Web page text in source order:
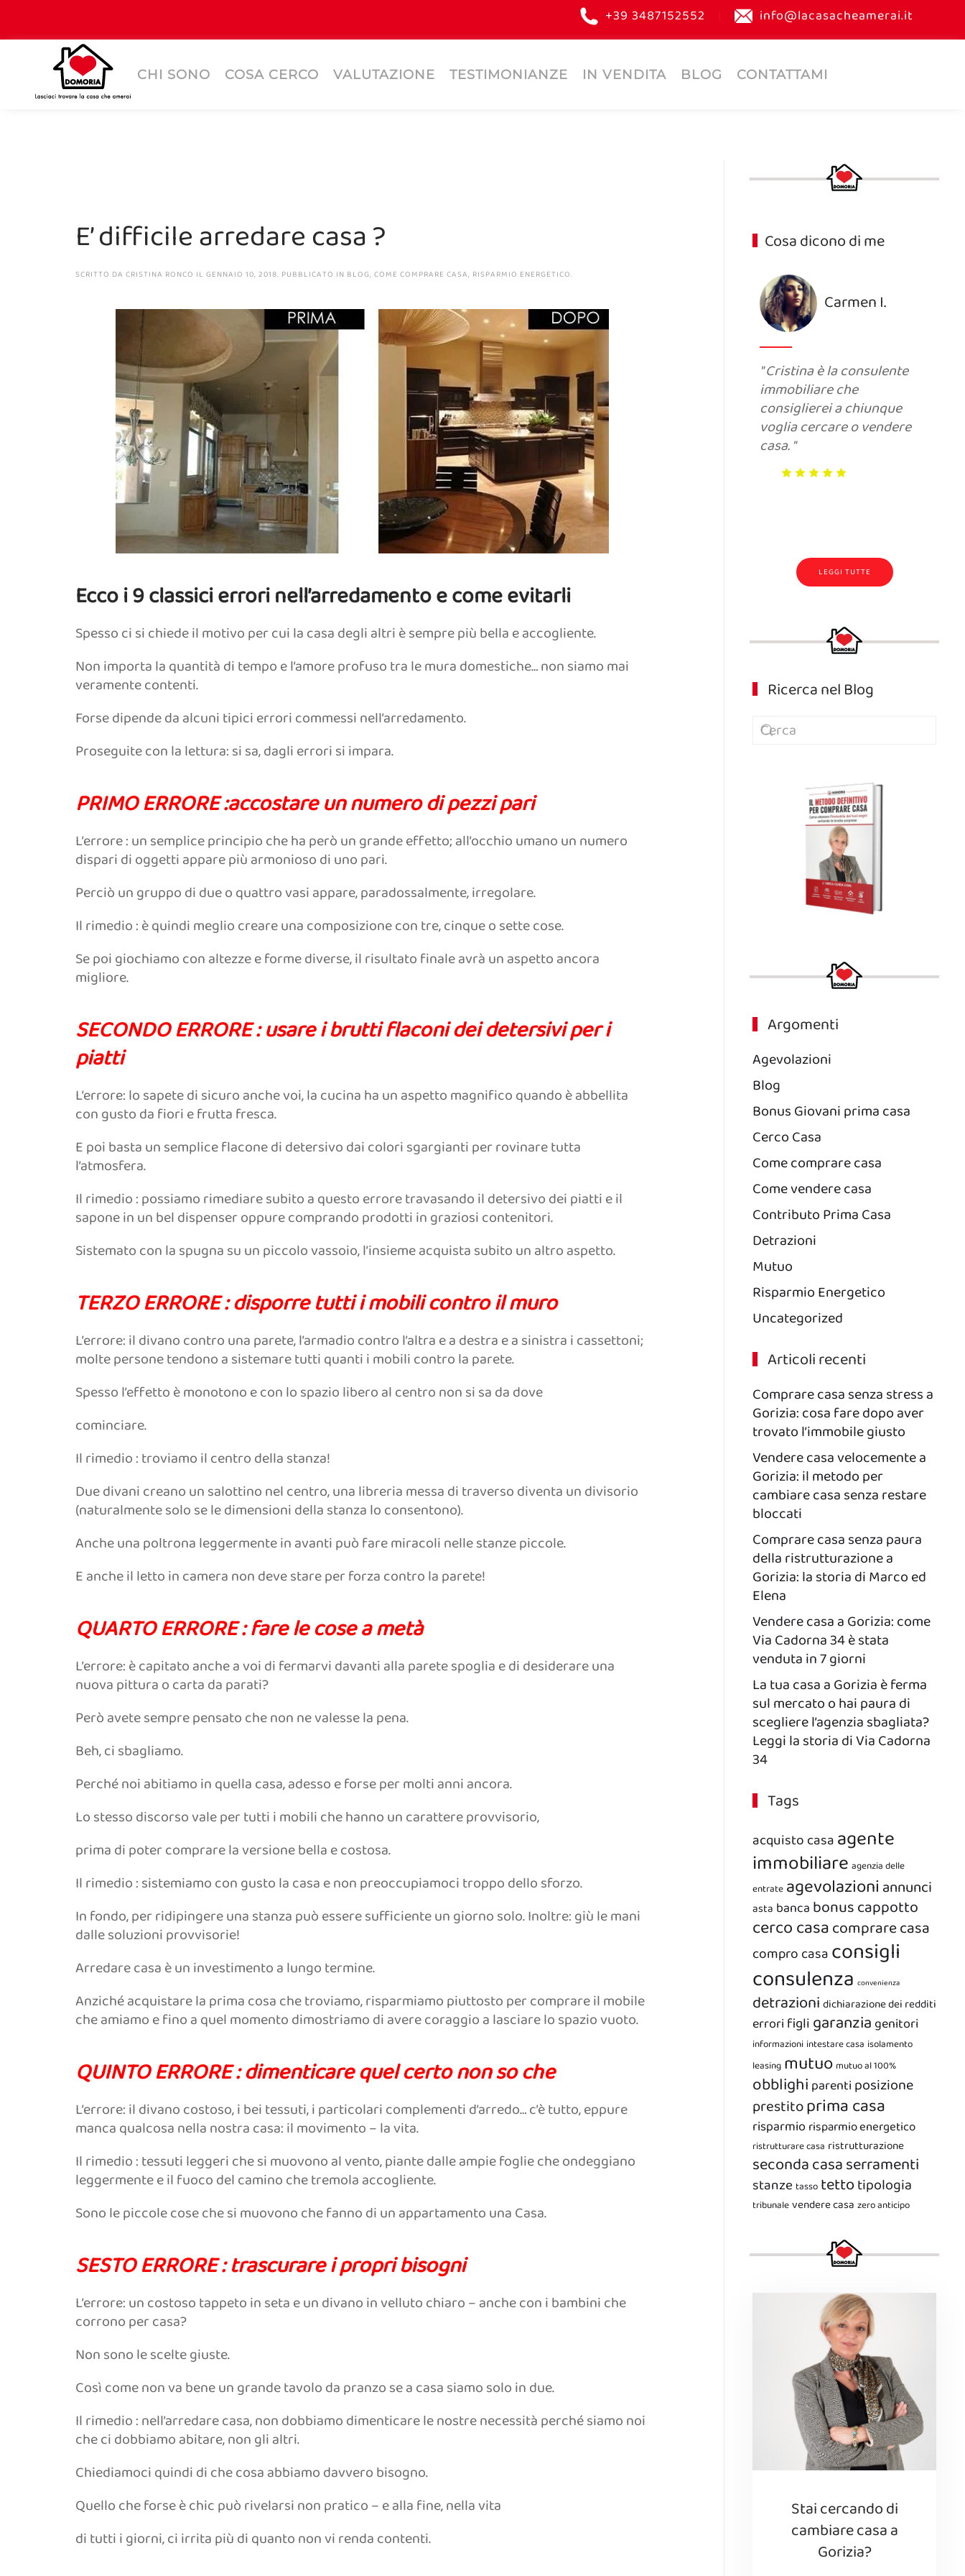
+39 3487152552 info@lacasacheamerai.it
CHI SONO COSA CERCO VALUTAZIONE TESTIMONIANZE IN VENDITA BLOG CONTATTAMI
E’ difficile arredare casa ?
SCRITTO DA CRISTINA RONCO IL GENNAIO 10, 2018. PUBBLICATO IN BLOG, COME COMPRARE CASA, RISPARMIO ENERGETICO.
Ecco i 9 classici errori nell’arredamento e come evitarli
Spesso ci si chiede il motivo per cui la casa degli altri è sempre più bella e accogliente.
Non importa la quantità di tempo e l’amore profuso tra le mura domestiche… non siamo mai
veramente contenti.
Forse dipende da alcuni tipici errori commessi nell’arredamento.
Proseguite con la lettura: si sa, dagli errori si impara.
PRIMO ERRORE :accostare un numero di pezzi pari
L’errore : un semplice principio che ha però un grande effetto; all’occhio umano un numero
dispari di oggetti appare più armonioso di uno pari.
Perciò un gruppo di due o quattro vasi appare, paradossalmente, irregolare.
Il rimedio : è quindi meglio creare una composizione con tre, cinque o sette cose.
Se poi giochiamo con altezze e forme diverse, il risultato finale avrà un aspetto ancora
migliore.
SECONDO ERRORE : usare i brutti flaconi dei detersivi per i
piatti
L’errore: lo sapete di sicuro anche voi, la cucina ha un aspetto magnifico quando è abbellita
con gusto da fiori e frutta fresca.
E poi basta un semplice flacone di detersivo dai colori sgargianti per rovinare tutta
l’atmosfera.
Il rimedio : possiamo rimediare subito a questo errore travasando il detersivo dei piatti e il
sapone in un bel dispenser oppure comprando prodotti in graziosi contenitori.
Sistemato con la spugna su un piccolo vassoio, l’insieme acquista subito un altro aspetto.
TERZO ERRORE : disporre tutti i mobili contro il muro
L’errore: il divano contro una parete, l’armadio contro l’altra e a destra e a sinistra i cassettoni;
molte persone tendono a sistemare tutti quanti i mobili contro la parete.
Spesso l’effetto è monotono e con lo spazio libero al centro non si sa da dove
cominciare.
Il rimedio : troviamo il centro della stanza!
Due divani creano un salottino nel centro, una libreria messa di traverso diventa un divisorio
(naturalmente solo se le dimensioni della stanza lo consentono).
Anche una poltrona leggermente in avanti può fare miracoli nelle stanze piccole.
E anche il letto in camera non deve stare per forza contro la parete!
QUARTO ERRORE : fare le cose a metà
L’errore: è capitato anche a voi di fermarvi davanti alla parete spoglia e di desiderare una
nuova pittura o carta da parati?
Però avete sempre pensato che non ne valesse la pena.
Beh, ci sbagliamo.
Perché noi abitiamo in quella casa, adesso e forse per molti anni ancora.
Lo stesso discorso vale per tutti i mobili che hanno un carattere provvisorio,
prima di poter comprare la versione bella e costosa.
Il rimedio : sistemiamo con gusto la casa e non preoccupiamoci troppo dello sforzo.
In fondo, per ridipingere una stanza può essere sufficiente un giorno solo. Inoltre: giù le mani
dalle soluzioni provvisorie!
Arredare casa è un investimento a lungo termine.
Anziché acquistare la prima cosa che troviamo, risparmiamo piuttosto per comprare il mobile
che amiamo e fino a quel momento dimostriamo di avere coraggio a lasciare lo spazio vuoto.
QUINTO ERRORE : dimenticare quel certo non so che
L’errore: il divano costoso, i bei tessuti, i particolari complementi d’arredo… c’è tutto, eppure
manca qualcosa nella nostra casa: il movimento – la vita.
Il rimedio : tessuti leggeri che si muovono al vento, piante dalle ampie foglie che ondeggiano
leggermente e il fuoco del camino che tremola accogliente.
Sono le piccole cose che si muovono che fanno di un appartamento una Casa.
SESTO ERRORE : trascurare i propri bisogni
L’errore: un costoso tappeto in seta e un divano in velluto chiaro – anche con i bambini che
corrono per casa?
Non sono le scelte giuste.
Così come non va bene un grande tavolo da pranzo se a casa siamo solo in due.
Il rimedio : nell’arredare casa, non dobbiamo dimenticare le nostre necessità perché siamo noi
che ci dobbiamo abitare, non gli altri.
Chiediamoci quindi di che cosa abbiamo davvero bisogno.
Quello che forse è chic può rivelarsi non pratico – e alla fine, nella vita
di tutti i giorni, ci irrita più di quanto non vi renda contenti.
Cosa dicono di me
Carmen I.
Cristina è la consulente
immobiliare che
consiglierei a chiunque
voglia cercare o vendere
casa.
LEGGI TUTTE
Ricerca nel Blog
Argomenti
Agevolazioni
Blog
Bonus Giovani prima casa
Cerco Casa
Come comprare casa
Come vendere casa
Contributo Prima Casa
Detrazioni
Mutuo
Risparmio Energetico
Uncategorized
Articoli recenti
Comprare casa senza stress a
Gorizia: cosa fare dopo aver
trovato l’immobile giusto
Vendere casa velocemente a
Gorizia: il metodo per
cambiare casa senza restare
bloccati
Comprare casa senza paura
della ristrutturazione a
Gorizia: la storia di Marco ed
Elena
Vendere casa a Gorizia: come
Via Cadorna 34 è stata
venduta in 7 giorni
La tua casa a Gorizia è ferma
sul mercato o hai paura di
scegliere l’agenzia sbagliata?
Leggi la storia di Via Cadorna
34
Tags
acquisto casaagente
immobiliare agenzia delle
entrate agevolazioniannunci
asta bancabonuscappotto
cerco casacomprare casa
compro casaconsigli
consulenza convenienza
detrazionidichiarazione dei redditi
errorifigligaranziagenitori
informazioni intestare casa isolamento
leasing mutuo mutuo al 100%
obblighiparentiposizione
prestitoprima casa
risparmio risparmio energetico
ristrutturare casa ristrutturazione
seconda casaserramenti
stanze tasso tettotipologia
tribunalevendere casa zero anticipo
Stai cercando di
cambiare casa a
Gorizia?